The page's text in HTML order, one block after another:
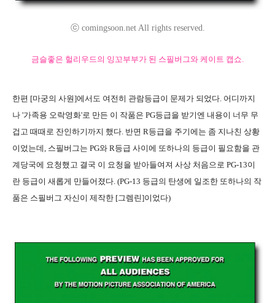
ⓒ comingsoon.net All rights reserved.
금슬좋은 헐리우드의 잉꼬부부가 된 스필버그와 케이트 캡쇼.
한편 [마궁의 사원]에서도 여전히 관람등급이 문제가 되었다. 어디까지
나 '가족용 오락영화'로 만든 이 작품은 PG등급을 받기엔 내용이 너무 무
겁고 때때로 잔인하기까지 했다. 반면 R등급을 주기에는 좀 지나친 상황
이었는데, 스필버그는 PG와 R등급 사이에 또하나의 등급이 필요함을 관
계당국에 요청했고 결국 이 요청을 받아들여져 사상 처음으로 PG-13이
란 등급이 새롭게 만들어졌다. (PG-13 등급의 탄생에 일조한 또하나의 작
품은 스필버그 자신이 제작한 [그렘린]이었다)